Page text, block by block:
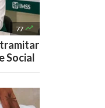
77 
tramitar
Social